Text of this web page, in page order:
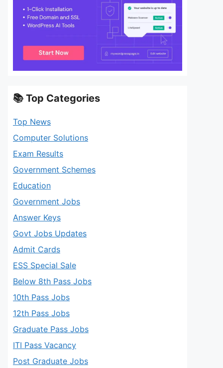
📚 Top Categories
Top News
Computer Solutions
Exam Results
Government Schemes
Education
Government Jobs
Answer Keys
Govt Jobs Updates
Admit Cards
ESS Special Sale
Below 8th Pass Jobs
10th Pass Jobs
12th Pass Jobs
Graduate Pass Jobs
ITI Pass Vacancy
Post Graduate Jobs